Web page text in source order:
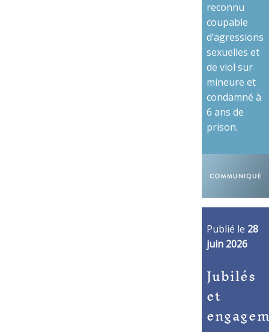
reconnu
coupable
d’agressions
sexuelles et
de viol sur
mineure et
condamné à
6 ans de
prison.
Publié le 28
juin 2026
Jubilés
et